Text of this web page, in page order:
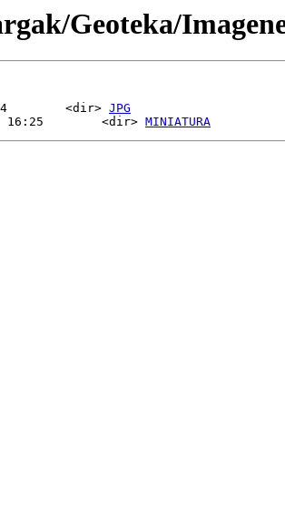
Geoteka/
<dir> JPG
16:25        <dir> MINIATURA